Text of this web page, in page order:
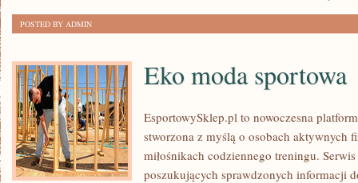
POSTED BY ADMIN
Eko moda sportowa
EsportowySklep.pl to nowoczesna
stworzona z myślą o osobach aktywnych
miłośnikach codziennego treningu.
poszukujących sprawdzonych informacji